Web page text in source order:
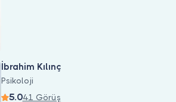
İbrahim Kılınç
Psikoloji
5.041 Görüş